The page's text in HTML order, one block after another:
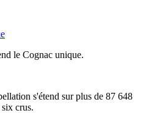
le Cognac unique.
s'étend sur plus de 87 648
six crus.